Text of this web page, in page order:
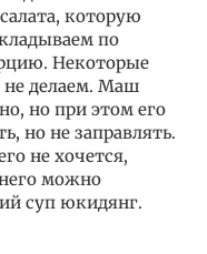
которую
по
Некоторые
не делаем. Маш
но при этом его
но не заправлять.
не хочется,
можно
суп юкидянг.